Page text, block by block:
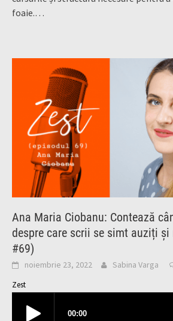
foaie.…
Ana Maria Ciobanu: Contează
despre care scrii se simt auziți și
#69)
noiembrie 23, 2022 Sabina Varga
Zest